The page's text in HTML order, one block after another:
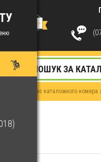
у Вас немає каталожного номера